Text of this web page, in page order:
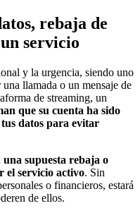
rebaja de
servicio
y la urgencia, siendo uno
llamada o un mensaje de
de streaming, un
que su cuenta ha sido
datos para evitar
supuesta rebaja o
el servicio activo. Sin
o financieros, estará
de ellos.